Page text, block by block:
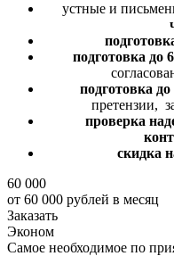
устные и
подготовка до
подготовка
претензии,
проверка
скидка
60 000
от 60 000 рублей в месяц
Заказать
Эконом
Самое необходимое по